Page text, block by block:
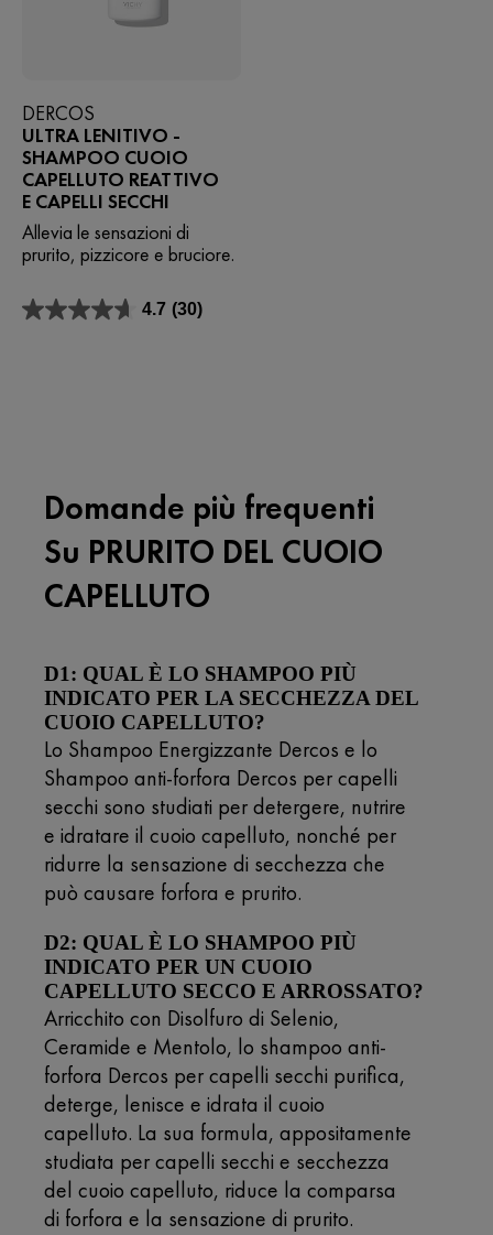
DERCOS
ULTRA LENITIVO -
SHAMPOO CUOIO
CAPELLUTO REATTIVO
E CAPELLI SECCHI
Allevia le sensazioni di
prurito, pizzicore e bruciore.
4.7 (30)
4.7
Domande più frequenti
Su PRURITO DEL CUOIO
CAPELLUTO
D1: QUAL È LO SHAMPOO PIÙ
INDICATO PER LA SECCHEZZA DEL
CUOIO CAPELLUTO?
Lo Shampoo Energizzante Dercos e lo
Shampoo anti-forfora Dercos per capelli
secchi sono studiati per detergere, nutrire
e idratare il cuoio capelluto, nonché per
ridurre la sensazione di secchezza che
può causare forfora e prurito.
D2: QUAL È LO SHAMPOO PIÙ
INDICATO PER UN CUOIO
CAPELLUTO SECCO E ARROSSATO?
Arricchito con Disolfuro di Selenio,
Ceramide e Mentolo, lo shampoo anti-
forfora Dercos per capelli secchi purifica,
deterge, lenisce e idrata il cuoio
capelluto. La sua formula, appositamente
studiata per capelli secchi e secchezza
del cuoio capelluto, riduce la comparsa
di forfora e la sensazione di prurito.